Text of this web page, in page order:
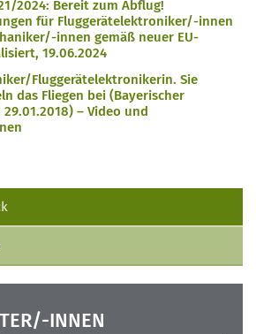
2024: Bereit zum Abflug!
für Fluggerätelektroniker/-innen
innen gemäß neuer EU-
19.06.2024
Fluggerätelektronikerin. Sie
das Fliegen bei (Bayerischer
– Video und
INNEN